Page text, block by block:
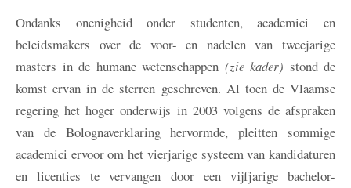
Ondanks onenigheid onder studenten, academici en
beleidsmakers over de voor- en nadelen van tweejarige
masters in de humane wetenschappen (zie kader) stond de
komst ervan in de sterren geschreven. Al toen de Vlaamse
regering het hoger onderwijs in 2003 volgens de afspraken
van de Bolognaverklaring hervormde, pleitten sommige
academici ervoor om het vierjarige systeem van kandidaturen
en licenties te vervangen door een vijfjarige bachelor-